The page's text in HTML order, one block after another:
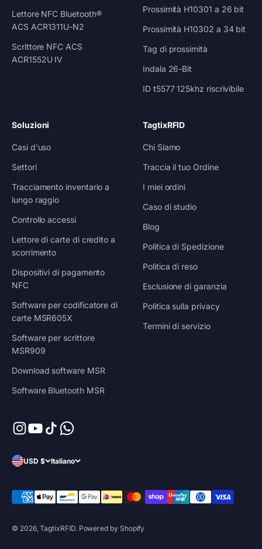
Lettore NFC Bluetooth®
ACS ACR1311U-N2
Scrittore NFC ACS
ACR1552U IV
Prossimità H10301 a 26 bit
Prossimità H10302 a 34 bit
Tag di prossimità
Indala 26-Bit
ID t5577 125khz riscrivibile
Soluzioni
Casi d'uso
Settori
Tracciamento inventario a
lungo raggio
Controllo accessi
Lettore di carte di credito a
scorrimento
Dispositivi di pagamento
NFC
Software per codificatore di
carte MSR605X
Software per scrittore
MSR909
Download software MSR
Software Bluetooth MSR
TagtixRFID
Chi Siamo
Traccia il tuo Ordine
I miei ordini
Caso di studio
Blog
Politica di Spedizione
Politica di reso
Esclusione di garanzia
Politica sulla privacy
Termini di servizio
USD $ Italiano
© 2026, TagtixRFID. Powered by Shopify